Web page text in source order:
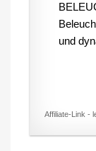
und
Affiliate-Link -